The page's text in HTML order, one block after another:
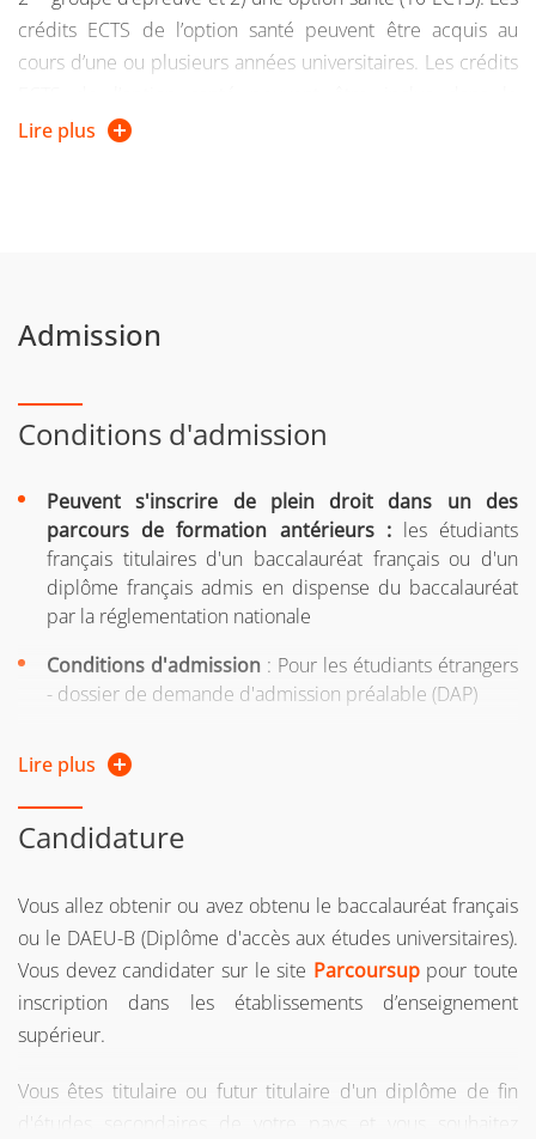
crédits ECTS de l’option santé peuvent être acquis au
cours d’une ou plusieurs années universitaires. Les crédits
parcours conduisant au diplôme national de licence.
ECTS).
Lire plus
Admission
Conditions d'admission
Peuvent s'inscrire de plein droit dans un des
parcours de formation antérieurs :les étudiants
français titulaires d'un baccalauréat français ou d'un
diplôme français admis en dispense du baccalauréat
par la réglementation nationale
Conditions d'admission : Pour les étudiants étrangers
- dossier de demande d'admission préalable (DAP)
inscription en PASS
- si vous reprenez vos études après 2 ans d'interruption
d'études
- si vous suiviez une formation sous le régime formation
continue l’une des 2 années précédentes
- si vous êtes salarié, demandeur d'emploi, travailleur
indépendant
Si vous n'avez pas le diplôme requis pour intégrer la
formation, vous pouvez entreprendre une démarche de
Lire plus
Candidature
Vous allez obtenir ou avez obtenu le baccalauréat français
ou le DAEU-B (Diplôme d'accès aux études universitaires).
Vous devez candidater sur le site Parcoursup pour toute
inscription dans les établissements d’enseignement
supérieur.
Vous êtes titulaire ou futur titulaire d'un diplôme de fin
d'études secondaires de votre pays et vous souhaitez